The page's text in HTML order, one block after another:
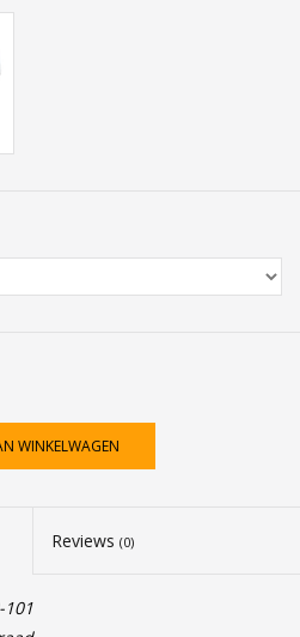
WINKELWAGEN
Reviews (0)
101